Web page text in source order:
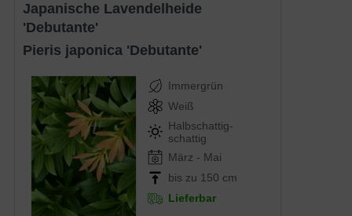
Japanische Lavendelheide
'Debutante'
Pieris japonica 'Debutante'
Immergrün
Weiß
Halbschattig-
schattig
März - Mai
bis zu 150 cm
Lieferbar